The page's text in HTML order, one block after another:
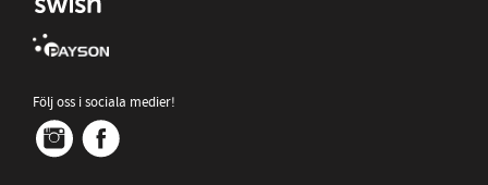
Följ oss i sociala medier!